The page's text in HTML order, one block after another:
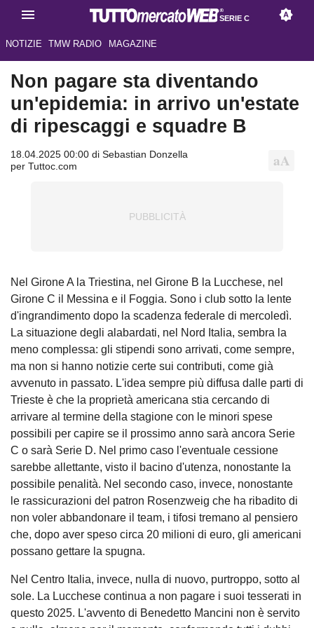
SERIE C
NOTIZIE TMW RADIO MAGAZINE
Non pagare sta diventando
un'epidemia: in arrivo un'estate
di ripescaggi e squadre B
18.04.2025 00:00 di Sebastian Donzella
per Tuttoc.com
Nel Girone A la Triestina, nel Girone B la Lucchese, nel
Girone C il Messina e il Foggia. Sono i club sotto la lente
d'ingrandimento dopo la scadenza federale di mercoledì.
La situazione degli alabardati, nel Nord Italia, sembra la
meno complessa: gli stipendi sono arrivati, come sempre,
ma non si hanno notizie certe sui contributi, come già
avvenuto in passato. L'idea sempre più diffusa dalle parti di
Trieste è che la proprietà americana stia cercando di
arrivare al termine della stagione con le minori spese
possibili per capire se il prossimo anno sarà ancora Serie
C o sarà Serie D. Nel primo caso l'eventuale cessione
sarebbe allettante, visto il bacino d'utenza, nonostante la
possibile penalità. Nel secondo caso, invece, nonostante
le rassicurazioni del patron Rosenzweig che ha ribadito di
non voler abbandonare il team, i tifosi tremano al pensiero
che, dopo aver speso circa 20 milioni di euro, gli americani
possano gettare la spugna.
Nel Centro Italia, invece, nulla di nuovo, purtroppo, sotto al
sole. La Lucchese continua a non pagare i suoi tesserati in
questo 2025. L'avvento di Benedetto Mancini non è servito